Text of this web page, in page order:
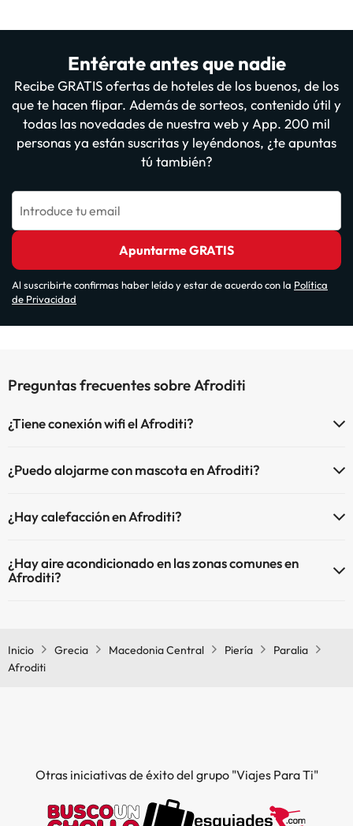
Entérate antes que nadie
Recibe GRATIS ofertas de hoteles de los buenos, de los
que te hacen flipar. Además de sorteos, contenido útil y
todas las novedades de nuestra web y App. 200 mil
personas ya están suscritas y leyéndonos, ¿te apuntas
tú también?
Introduce tu email
Apuntarme GRATIS
Al suscribirte confirmas haber leído y estar de acuerdo con la Política
de Privacidad
Preguntas frecuentes sobre Afroditi
¿Tiene conexión wifi el Afroditi?
¿Puedo alojarme con mascota en Afroditi?
en hotel). Consulta las condiciones.
¿Hay calefacción en Afroditi?
¿Hay aire acondicionado en las zonas comunes en
Afroditi?
Inicio Grecia Macedonia Central Piería
Paralia
Afroditi
Otras iniciativas de éxito del grupo "Viajes Para Ti"